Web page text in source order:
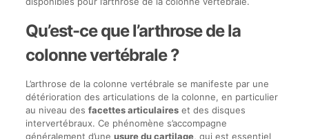
Qu’est-ce que l’arthrose de la
colonne vertébrale ?
L’arthrose de la colonne vertébrale se manifeste par une
détérioration des articulations de la colonne, en particulier
au niveau des facettes articulaireset des disques
intervertébraux. Ce phénomène s’accompagne
généralement d’une usure du cartilage, qui est essentiel